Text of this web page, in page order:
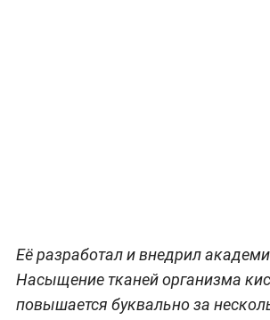
Её разработал и внедрил
Насыщение тканей организма
повышается буквально за